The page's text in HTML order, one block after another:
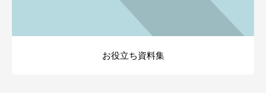
お役立ち資料集